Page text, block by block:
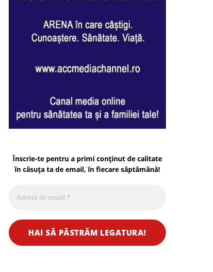
Înscrie-te pentru a primi conținut de calitate
în căsuța ta de email, în fiecare săptămână!